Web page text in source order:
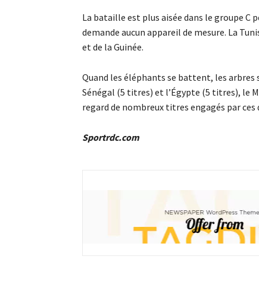
La bataille est plus aisée dans le groupe C
demande aucun appareil de mesure. La
et de la Guinée.
Quand les éléphants se battent, les
Sénégal (5 titres) et l’Égypte (5 titres), le
regard de nombreux titres engagés par ces
Sportrdc.com